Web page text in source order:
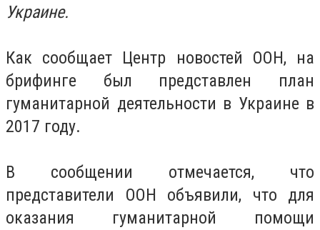
Украине.
Как сообщает Центр новостей ООН, на
брифинге был представлен план
гуманитарной деятельности в Украине в
2017 году.
В сообщении отмечается, что
представители ООН объявили, что для
оказания гуманитарной помощи